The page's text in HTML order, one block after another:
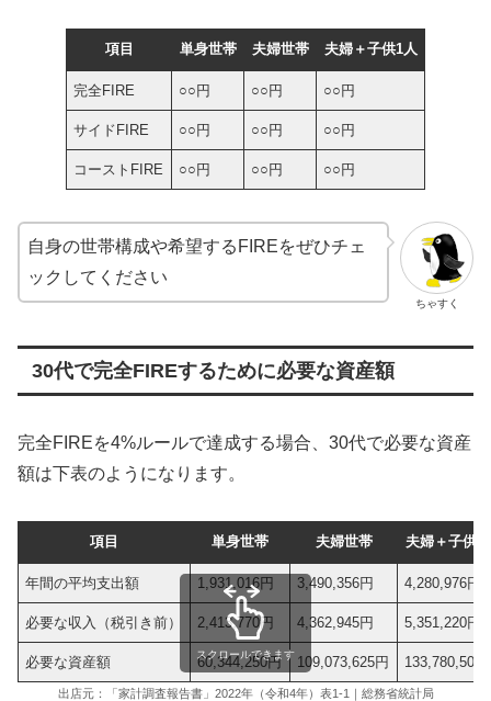
項目 単身世帯 夫婦世帯 夫婦＋子供1人
完全FIRE ○○円 ○○円 ○○円
サイドFIRE ○○円 ○○円 ○○円
コーストFIRE ○○円 ○○円 ○○円
ちゃすく
自身の世帯構成や希望するFIREをぜひチェ
ックしてください
30代で完全FIREするために必要な資産額
完全FIREを4%ルールで達成する場合、30代で必要な資産
額は下表のようになります。
項目 単身世帯 夫婦世帯 夫婦＋子供1
年間の平均支出額 1,931,016円 3,490,356円 4,280,976円
必要な収入（税引き前） 2,413,770円 4,362,945円 5,351,220円
必要な資産額 60,344,250円 109,073,625円 133,780,500
スクロールできます
出店元：「家計調査報告書」2022年（令和4年）表1‐1｜総務省統計局